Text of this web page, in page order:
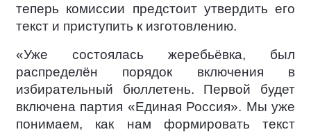
теперь комиссии предстоит утвердить его
текст и приступить к изготовлению.
«Уже состоялась жеребьёвка, был
распределён порядок включения в
избирательный бюллетень. Первой будет
включена партия «Единая Россия». Мы уже
понимаем, как нам формировать текст